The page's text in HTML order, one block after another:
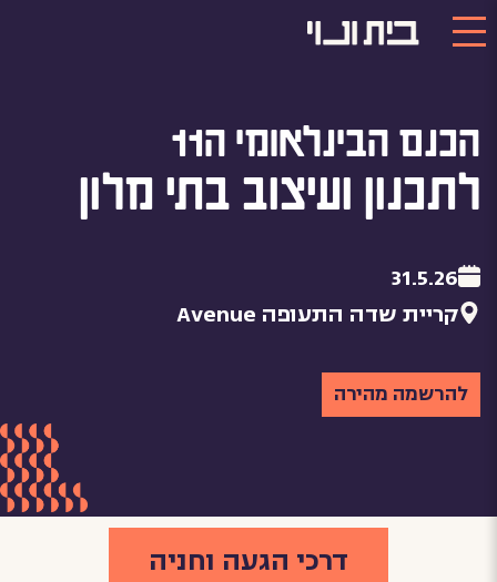
הכנס הבינלאומי ה11
לתכנון ועיצוב בתי מלון
31.5.26
קריית שדה התעופה Avenue
להרשמה מהירה
דרכי הגעה וחניה